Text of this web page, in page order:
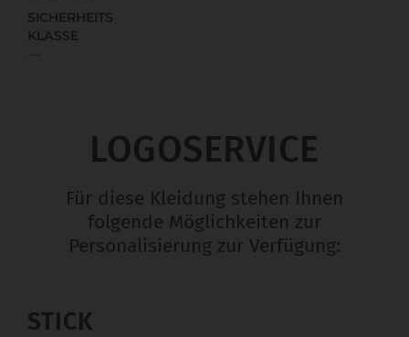
SICHERHEITS
KLASSE
LOGOSERVICE
Für diese Kleidung stehen Ihnen
folgende Möglichkeiten zur
Personalisierung zur Verfügung:
STICK